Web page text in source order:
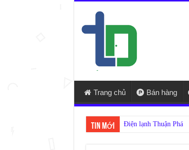
Trang chủ Bán hàng
Tin mới Điện lạnh Thuận Phát